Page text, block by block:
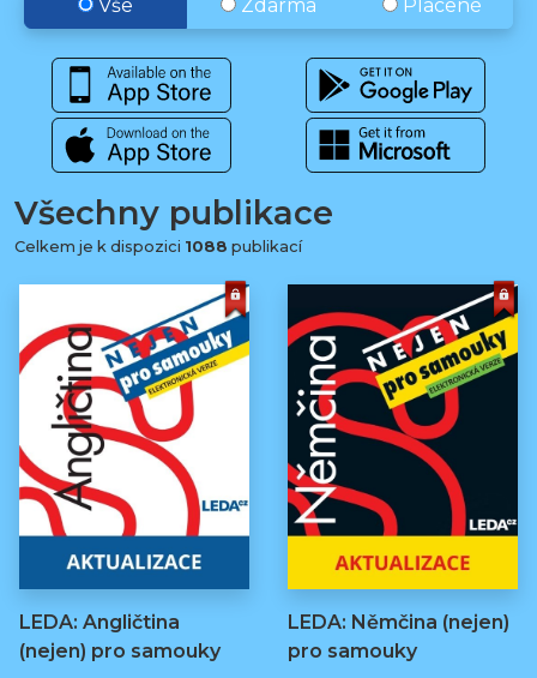
Vše Zdarma Placené
Všechny publikace
Celkem je k dispozici 1088 publikací
LEDA: Angličtina
(nejen) pro samouky
LEDA: Němčina (nejen)
pro samouky